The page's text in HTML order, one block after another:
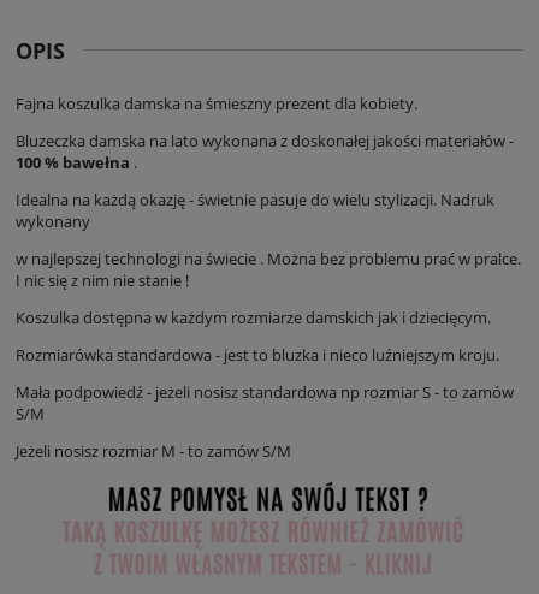
OPIS
Fajna koszulka damska na śmieszny prezent dla kobiety.
Bluzeczka damska na lato wykonana z doskonałej jakości materiałów -
100 % bawełna .
Idealna na każdą okazję - świetnie pasuje do wielu stylizacji. Nadruk
wykonany
w najlepszej technologi na świecie . Można bez problemu prać w pralce.
I nic się z nim nie stanie !
Koszulka dostępna w każdym rozmiarze damskich jak i dziecięcym.
Rozmiarówka standardowa - jest to bluzka i nieco luźniejszym kroju.
Mała podpowiedź - jeżeli nosisz standardowa np rozmiar S - to zamów
S/M
Jeżeli nosisz rozmiar M - to zamów S/M